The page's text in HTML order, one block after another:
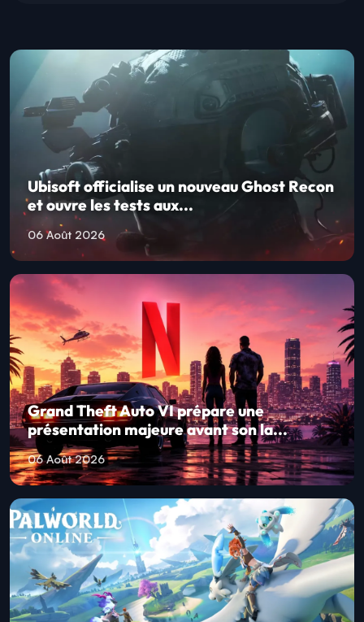
Ubisoft officialise un nouveau Ghost Recon
et ouvre les tests aux...
06 Août 2026
Grand Theft Auto VI prépare une
présentation majeure avant son la...
06 Août 2026